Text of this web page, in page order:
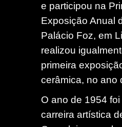
e participou na
Exposição Anual
Palácio Foz, em
realizou
primeira
cerâmica, no ano
O ano de 1954
carreira artística